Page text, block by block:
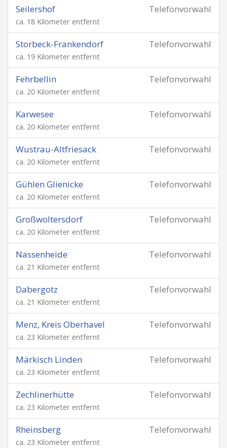
Telefonvorwahl
Seilershof
ca. 18 Kilometer entfernt
Telefonvorwahl
Storbeck-Frankendorf
ca. 19 Kilometer entfernt
Telefonvorwahl
Fehrbellin
ca. 20 Kilometer entfernt
Telefonvorwahl
Karwesee
ca. 20 Kilometer entfernt
Telefonvorwahl
Wustrau-Altfriesack
ca. 20 Kilometer entfernt
Telefonvorwahl
Gühlen Glienicke
ca. 20 Kilometer entfernt
Telefonvorwahl
Großwoltersdorf
ca. 20 Kilometer entfernt
Telefonvorwahl
Nassenheide
ca. 21 Kilometer entfernt
Telefonvorwahl
Dabergotz
ca. 21 Kilometer entfernt
Telefonvorwahl
Menz, Kreis Oberhavel
ca. 23 Kilometer entfernt
Telefonvorwahl
Märkisch Linden
ca. 23 Kilometer entfernt
Telefonvorwahl
Zechlinerhütte
ca. 23 Kilometer entfernt
Telefonvorwahl
Rheinsberg
ca. 23 Kilometer entfernt